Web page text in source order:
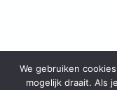
We gebruiken
mogelijk draait. Als